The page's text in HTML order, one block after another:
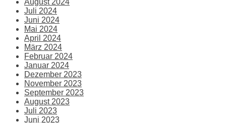
August 2024
Juli 2024
Juni 2024
Mai 2024
April 2024
März 2024
Februar 2024
Januar 2024
Dezember 2023
November 2023
September 2023
August 2023
Juli 2023
Juni 2023